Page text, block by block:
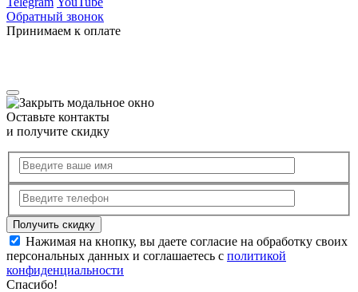
Обратный звонок
Принимаем к оплате
Оставьте контакты
и получите скидку
Нажимая на кнопку, вы даете согласие на обработку своих
персональных данных и соглашаетесь с политикой
конфиденциальности
Спасибо!